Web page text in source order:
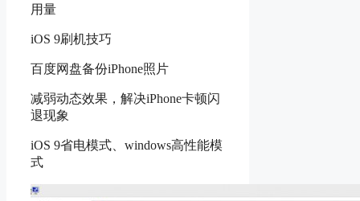
用量
iOS 9刷机技巧
百度网盘备份iPhone照片
减弱动态效果，解决iPhone卡顿闪
退现象
iOS 9省电模式、windows高性能模
式